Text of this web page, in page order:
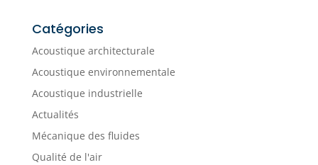
Catégories
Acoustique architecturale
Acoustique environnementale
Acoustique industrielle
Actualités
Mécanique des fluides
Qualité de l'air